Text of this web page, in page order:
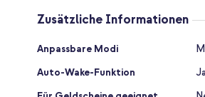
Mit der Accezz Rugged Trifold
sodass dein Tablet sogar einen
Zusätzliche Informationen
Zusätzliche
Anpassbare Modi
Auto-Wake-Funktion